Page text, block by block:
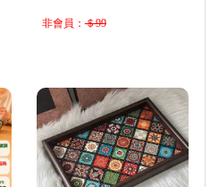
非會員：＄99